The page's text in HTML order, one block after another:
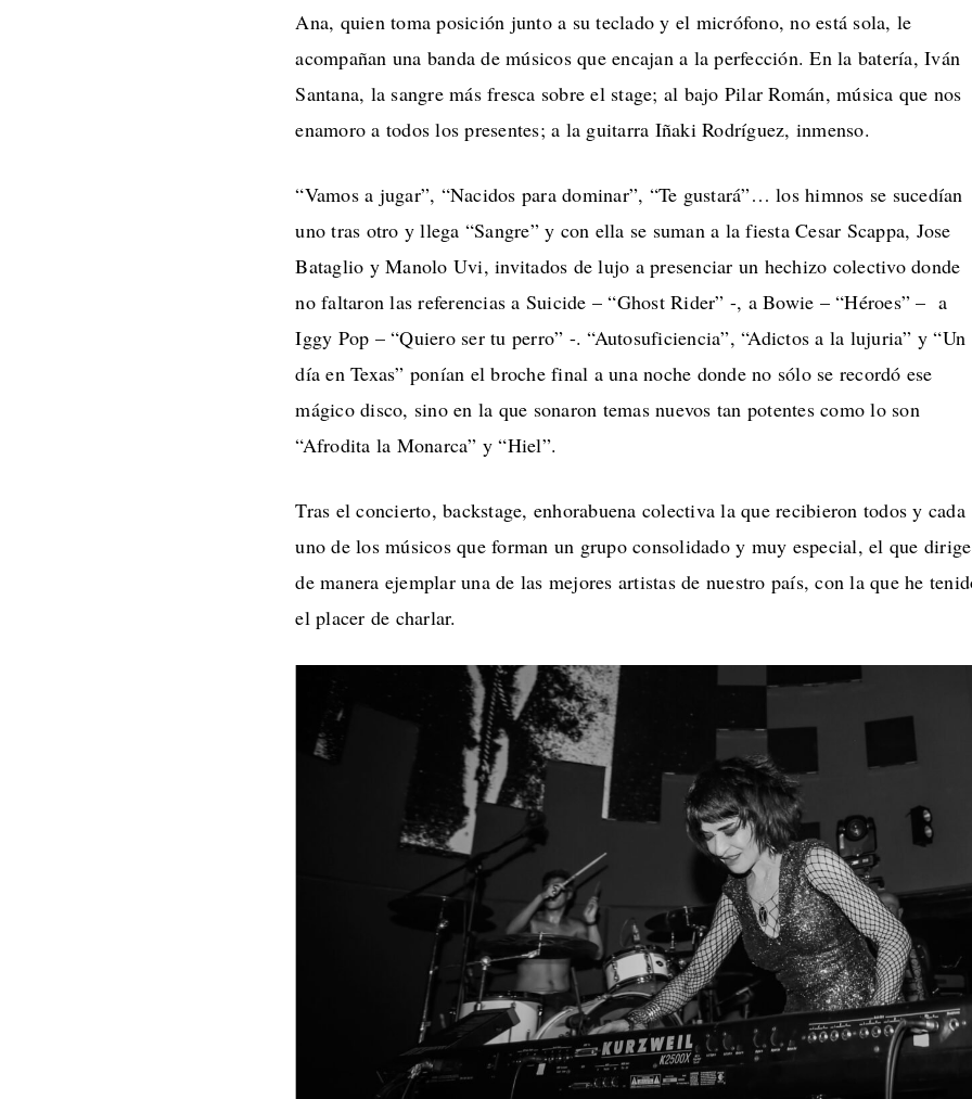
Ana, quien toma posición junto a su teclado y el micrófono, no está sola, le
acompañan una banda de músicos que encajan a la perfección. En la batería, Iván
Santana, la sangre más fresca sobre el stage; al bajo Pilar Román, música que nos
enamoro a todos los presentes; a la guitarra Iñaki Rodríguez, inmenso.
“Vamos a jugar”, “Nacidos para dominar”, “Te gustará”… los himnos se sucedían
uno tras otro y llega “Sangre” y con ella se suman a la fiesta Cesar Scappa, Jose
Bataglio y Manolo Uvi, invitados de lujo a presenciar un hechizo colectivo donde
no faltaron las referencias a Suicide – “Ghost Rider” -, a Bowie – “Héroes” – a
Iggy Pop – “Quiero ser tu perro” -. “Autosuficiencia”, “Adictos a la lujuria” y “Un
día en Texas” ponían el broche final a una noche donde no sólo se recordó ese
mágico disco, sino en la que sonaron temas nuevos tan potentes como lo son
“Afrodita la Monarca” y “Hiel”.
Tras el concierto, backstage, enhorabuena colectiva la que recibieron todos y cada
uno de los músicos que forman un grupo consolidado y muy especial, el que dirige
de manera ejemplar una de las mejores artistas de nuestro país, con la que he
el placer de charlar.